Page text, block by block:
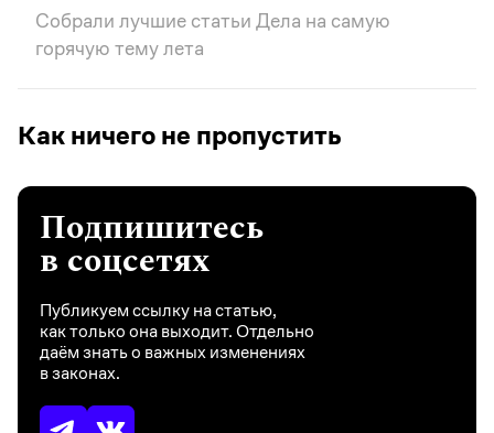
Собрали лучшие статьи Дела на самую
горячую тему лета
Как ничего не пропустить
Подпишитесь
в соцсетях
Публикуем ссылку на статью,
как только она выходит. Отдельно
даём знать о важных изменениях
в законах.